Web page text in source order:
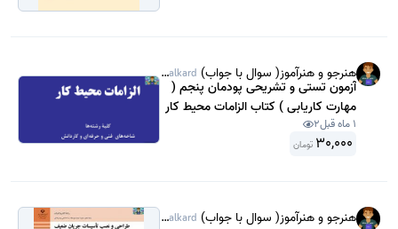
هنرجو و هنرآموز( سوال با جواب) @Sanjeshamalkard
آزمون تستی و تشریحی پودمان پنجم (
مهارت کاریابی ) کتاب الزامات محیط کار
پایه دهم رشته تاسیسات مکانیکی1 ماه قبل 2
30,000 تومان
هنرجو و هنرآموز( سوال با جواب) @Sanjeshamalkard